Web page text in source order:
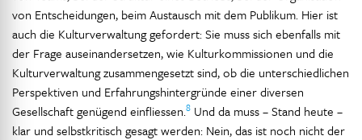
von Entscheidungen, beim Austausch mit dem Publikum. Hier ist
auch die Kulturverwaltung gefordert: Sie muss sich ebenfalls mit
der Frage auseinandersetzen, wie Kulturkommissionen und die
Kulturverwaltung zusammengesetzt sind, ob die unterschiedlichen
Perspektiven und Erfahrungshintergründe einer diversen
Gesellschaft genügend einfliessen.8 Und da muss – Stand heute –
klar und selbstkritisch gesagt werden: Nein, das ist noch nicht der